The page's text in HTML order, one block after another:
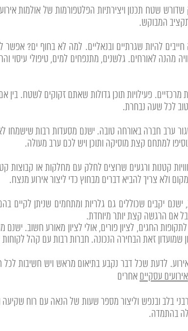
שטח תכנון ויצירתיות הפלטפורמות של אולמות
המבוקש.
להיות שגרתיים ובנאליים. למה לא בחוף ים?
מהנה לאורחים. גלשנים, מתנפחים למים, טיפולי עיסוי
להעניק לכם 2 יתרונות מרכזיים. פעילויות תוכן גדולות שאתם
טוב לכל שעה נבחרת.
למתחם קצת מוסיקה ותוכן ויש לכם ערב מעולה.
קטנות ורגעים שרוצים לחלק עם מחלקות או קבוצות
ולא צריך להביא דברים מבחוץ כדי ליצור אירוע מנצח.
ישנם יקבים שכוללים גם גלריות ומתחמים שניתן לקיים
אם הרגשה קצת יותר מיוחדת.
החגים, לציון פורים, אולי לציון מאורע חשוב.
זאת הבחירה הנכונה. חברות רבות עם קהל לקוחות
לדעת שכל דבר נקבע בתיאום מראש ויש חשיבות לכל
אירועים עסקיים אחרים
בהתמדה.